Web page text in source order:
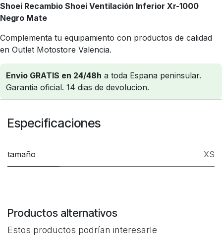
Shoei Recambio Shoei Ventilación Inferior Xr-1000
Negro Mate
Complementa tu equipamiento con productos de calidad
en Outlet Motostore Valencia.
Envio GRATIS en 24/48h a toda Espana peninsular.
Garantia oficial. 14 dias de devolucion.
Especificaciones
tamaño XS
Productos alternativos
Estos productos podrían interesarle